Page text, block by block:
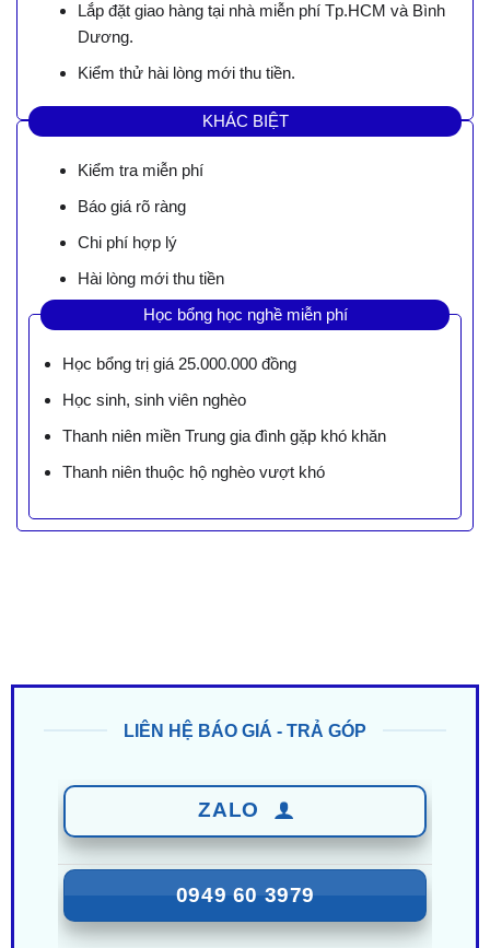
Lắp đặt giao hàng tại nhà miễn phí Tp.HCM và Bình
Dương.
Kiểm thử hài lòng mới thu tiền.
KHÁC BIỆT
Kiểm tra miễn phí
Báo giá rõ ràng
Chi phí hợp lý
Hài lòng mới thu tiền
Học bổng học nghề miễn phí
Học bổng trị giá 25.000.000 đồng
Học sinh, sinh viên nghèo
Thanh niên miền Trung gia đình gặp khó khăn
Thanh niên thuộc hộ nghèo vượt khó
LIÊN HỆ BÁO GIÁ - TRẢ GÓP
ZALO